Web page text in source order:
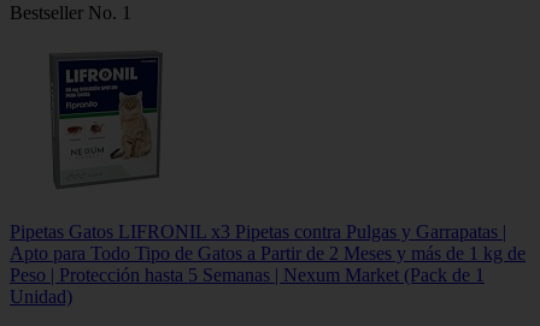
Bestseller No. 1
Pipetas Gatos LIFRONIL x3 Pipetas contra Pulgas y Garrapatas |
Apto para Todo Tipo de Gatos a Partir de 2 Meses y más de 1 kg de
Peso | Protección hasta 5 Semanas | Nexum Market (Pack de 1
Unidad)